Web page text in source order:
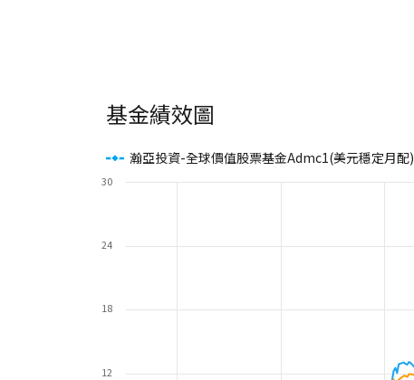
基金績效圖
瀚亞投資-全球價值股票基金Admc1(美元穩定月配)
12
18
24
30